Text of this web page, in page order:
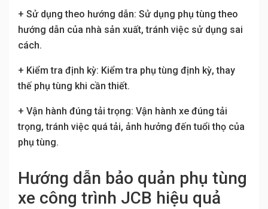
+ Sử dụng theo hướng dẫn: Sử dụng phụ tùng theo
hướng dẫn của nhà sản xuất, tránh việc sử dụng sai
cách.
+ Kiểm tra định kỳ: Kiểm tra phụ tùng định kỳ, thay
thế phụ tùng khi cần thiết.
+ Vận hành đúng tải trọng: Vận hành xe đúng tải
trọng, tránh việc quá tải, ảnh hưởng đến tuổi thọ của
phụ tùng.
Hướng dẫn bảo quản phụ tùng
xe công trình JCB hiệu quả